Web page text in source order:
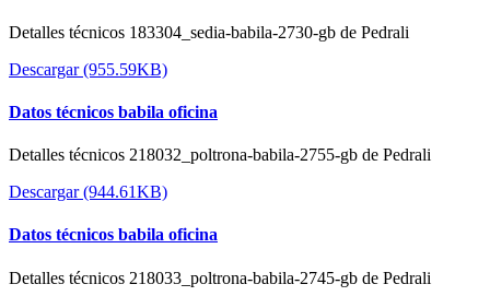
Detalles técnicos 183304_sedia-babila-2730-gb de Pedrali
Descargar (955.59KB)
Datos técnicos babila oficina
Detalles técnicos 218032_poltrona-babila-2755-gb de Pedrali
Descargar (944.61KB)
Datos técnicos babila oficina
Detalles técnicos 218033_poltrona-babila-2745-gb de Pedrali